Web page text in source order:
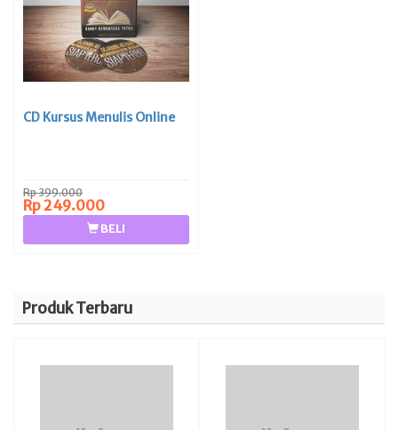
CD Kursus Menulis Online
Rp 399.000
Rp 249.000
BELI
Produk Terbaru